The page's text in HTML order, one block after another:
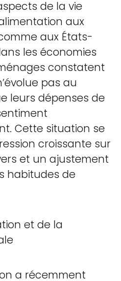
de la vie
aux
aux États-
les économies
constatent
pas au
leurs dépenses de
Cette situation se
croissante sur
et un ajustement
habitudes de
et de la
a récemment